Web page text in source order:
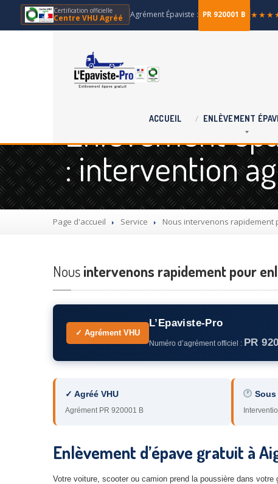
Certification officielle
Centre VHU Agréé Agrément Épaviste : PR 920001 B
ACCUEIL ENLÈVEMENT
Enlèvement
: intervention
Page d'accueil Service Nous intervenons rapidement
Nousintervenons rapidement pour
✓ Agrément VHU
L’Epaviste-Pro
Numéro d’agrément officiel : PR
✓ Agréé VHU
Agrément PR 920001 B
Sous
Enlèvement d’épave gratuit à
Votre voiture, scooter ou camion prend la poussière dans votre